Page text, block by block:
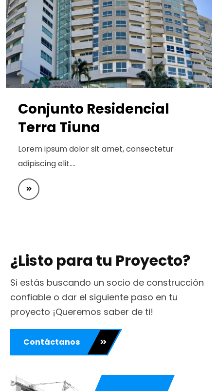
Conjunto Residencial
Terra Tiuna
Lorem ipsum dolor sit amet, consectetur
adipiscing elit.…
¿Listo para tu Proyecto?
Si estás buscando un socio de construcción
confiable o dar el siguiente paso en tu
proyecto ¡Queremos saber de ti!
Contáctanos